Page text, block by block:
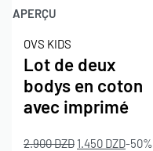
APERÇU
OVS KIDS
Lot de deux
bodys en coton
avec imprimé
2.900DZD 1.450 DZD-50%